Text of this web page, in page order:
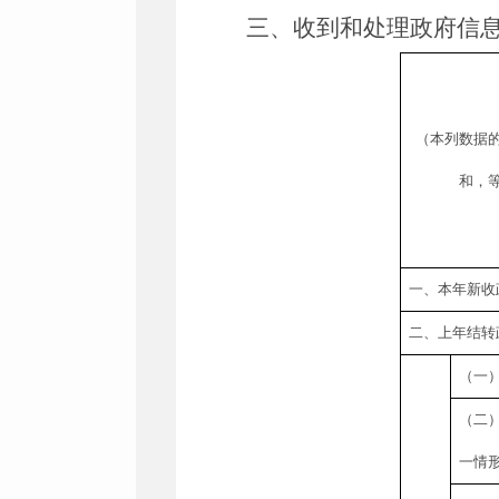
三、收到和处理政府信
（本列数据
和，
一、本年新
二、上年结
（一
（二
一情